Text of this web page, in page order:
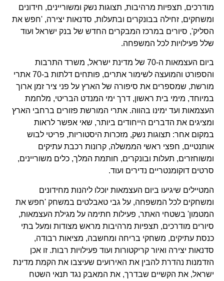
מודרכים, תצפיות מרהיבות, תצוגות נשק ומשוריינים, חידונים
ומשחקים, זחילה בבונקרים ובתעלות, סדנאות יצירה, 'חפש את
הסליק', סיורים במרכז המבקרים החדש של בנק ישראל ועוד
שלל פעילויות לכל המשפחה.
ביום העצמאות ה-70 של מדינת ישראל, משרד התרבות
והספורט והמועצה לשימור אתרים, פותחים דלתות ב-70 אתרי
מורשת, שמספרים את סיפורה של הארץ על פני ציר זמן ארוך
במיוחד, מימי בית ראשון, דרך ימי המנדט הבריטי, מלחמת
העצמאות ועד ימינו בהווה. אתרי המורשת פזורים ברחבי הארץ
ומציגים את הדברים הייחודים ביותר, שאי אפשר לראות
במקום אחר: תצוגות נשק, מזכרות היסטוריות, פריטי לבוש
אותנטיים, חפצי ראשי הממשלה, קרונות רכבת עתיקים
ומשוחזרים, תעלות ובונקרים, חותמת המלך, כלים משוריינים,
סרטים דוקומנטריים נדירים ועוד.
המטיילים שיגיעו ביום העצמאות יוכלו ליהנות מחידונים
ומשחקים לכל המשפחה, על גבי טאבלטים במשחק 'חפש את
המטמון' בשטחי האתר, פעילות חתימה על מגילת העצמאות,
סיורים מודרכים, תצפיות מרהיבות מראש מצודות ומעל בתי
כנסת עתיקים, משחקי בריחה ומחשבה, מציאות רבודה,
סדנאות יצירה ואיור קריקטורות ועוד פעילויות רבות. זו אכן
הזדמנות נהדרת להבין את האירועים שעיצבו את הקמת מדינת
ישראל, את הקשיים שבדרך, את המאבק נגד תנאי השטח